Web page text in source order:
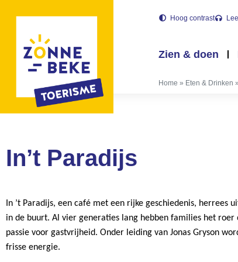
Hoog contrast
Zien & doen
Home » Eten & Drinken »
In’t Paradijs
In ’t Paradijs, een café met een rijke geschiedenis, herrees
in de buurt. Al vier generaties lang hebben families het
passie voor gastvrijheid. Onder leiding van Jonas Gryson
frisse energie.